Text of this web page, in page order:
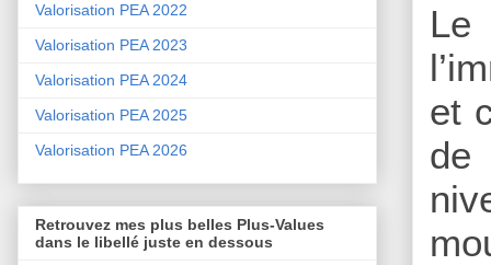
Le
et
de
Valorisation PEA 2022
Valorisation PEA 2023
Valorisation PEA 2024
Valorisation PEA 2025
Valorisation PEA 2026
Retrouvez mes plus belles Plus-Values
dans le libellé juste en dessous